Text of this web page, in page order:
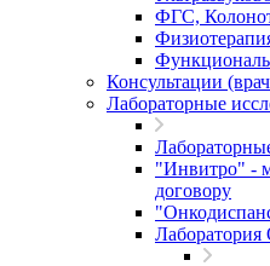
ФГС,
Консультации
Лабораторные
"Инвитро" -
договору